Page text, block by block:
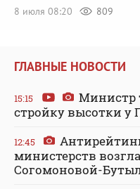
8 июля 08:20
809
ГЛАВНЫЕ НОВОСТИ
15:15
Министр
стройку высотки у
12:45
министерств
Согомоновой-